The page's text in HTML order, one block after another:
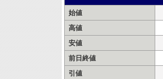
始値
高値
安値
前日終値
引値